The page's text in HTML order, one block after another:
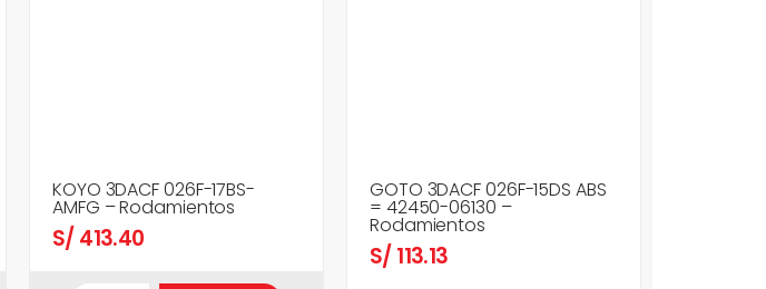
KOYO 3DACF 026F-17BS-
AMFG – Rodamientos
S/ 413.40
GOTO 3DACF 026F-15DS ABS
= 42450-06130 –
Rodamientos
S/ 113.13